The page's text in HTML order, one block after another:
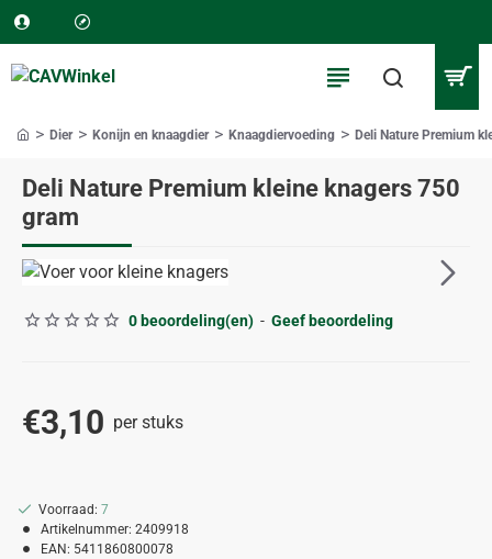
Deli Nature Premium kleine knagers 750
gram
Dier Konijn en knaagdier Knaagdiervoeding Deli Nature Premium
0 beoordeling(en) - Geef beoordeling
€3,10 per stuks
Voorraad: 7
Artikelnummer: 2409918
EAN: 5411860800078